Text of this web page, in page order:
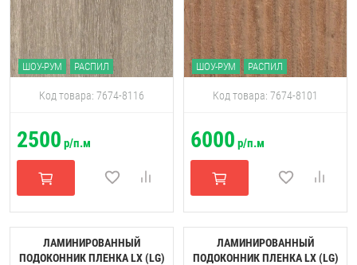
ШОУ-РУМ РАСПИЛ
Код товара: 7674-8116
2500 р/п.м
ШОУ-РУМ РАСПИЛ
Код товара: 7674-8101
6000 р/п.м
ЛАМИНИРОВАННЫЙ
ПОДОКОННИК ПЛЕНКА LX (LG)
ЛАМИНИРОВАННЫЙ
ПОДОКОННИК ПЛЕНКА LX (LG)